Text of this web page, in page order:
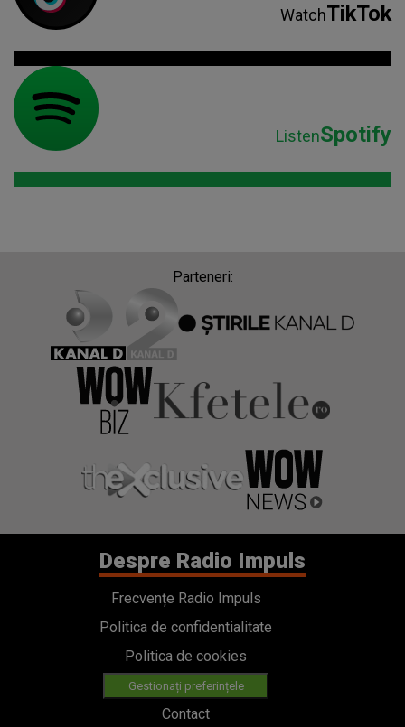
WatchTikTok
ListenSpotify
Parteneri:
Despre Radio Impuls
Frecvențe Radio Impuls
Politica de confidentialitate
Politica de cookies
Gestionați preferințele
Contact